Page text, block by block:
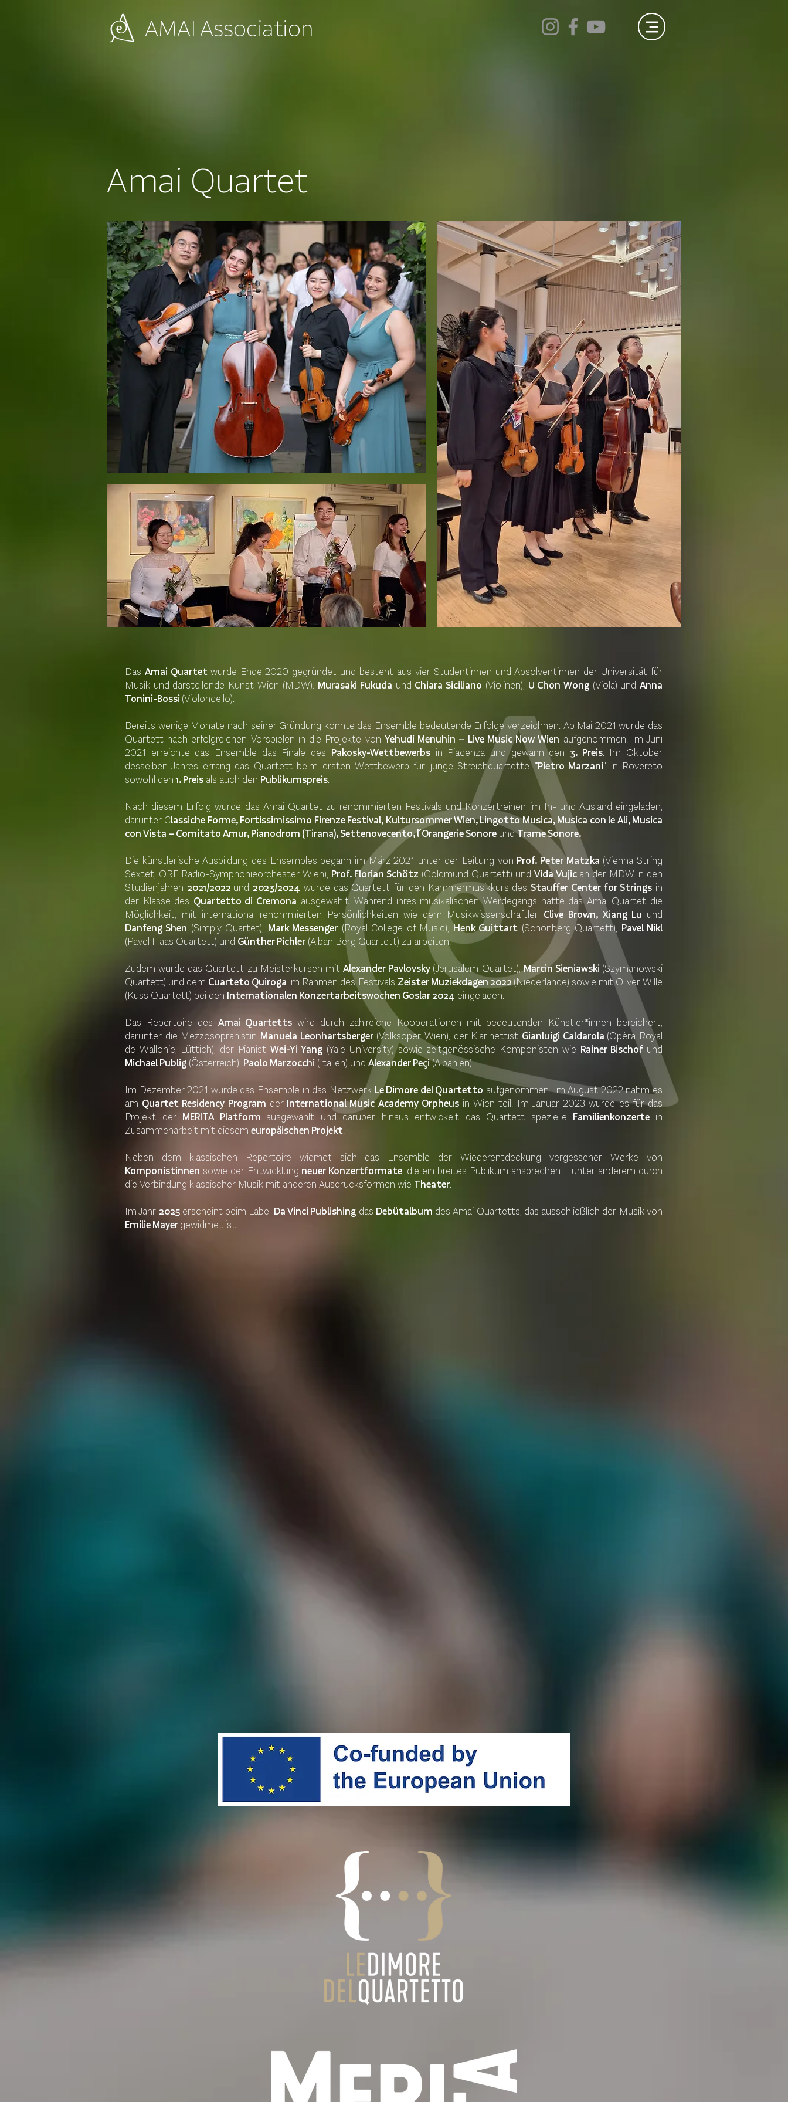
AMAIAssociation
Amai Quartet
Das Amai Quartet wurde Ende 2020 gegründet und besteht aus vier Studentinnen und Absolventinnen der Universität für
Musik und darstellende Kunst Wien (MDW): Murasaki Fukuda und Chiara Siciliano (Violinen), U Chon Wong(Viola) undAnna
Tonini-Bossi(Violoncello).
Bereits wenige Monate nach seiner Gründung konnte das Ensemble bedeutende Erfolge verzeichnen. Ab Mai 2021 wurde das
Quartett nach erfolgreichen Vorspielen in die Projekte von Yehudi Menuhin – Live Music Now Wien aufgenommen. Im Juni
2021 erreichte das Ensemble das Finale des Pakosky-Wettbewerbsin Piacenza und gewann den 3. Preis. Im Oktober
desselben Jahres errang das Quartett beim ersten Wettbewerb für junge Streichquartette"Pietro Marzani" in Rovereto
sowohl den1. Preis als auch den Publikumspreis.
Nach diesem Erfolg wurde das Amai Quartet zu renommierten Festivals und Konzertreihen im In- und Ausland eingeladen,
darunter Classiche Forme, Fortissimissimo Firenze Festival, Kultursommer Wien, Lingotto Musica, Musica con le Ali, Musica
con Vista – Comitato Amur, Pianodrom (Tirana), Settenovecento, l´Orangerie Sonore undTrame Sonore.
Die künstlerische Ausbildung des Ensembles begann im März 2021 unter der Leitung von Prof. Peter Matzka (Vienna String
Sextet, ORF Radio-Symphonieorchester Wien), Prof. Florian Schötz (Goldmund Quartett) und Vida Vujic an der MDW.In den
Studienjahren 2021/2022 und 2023/2024 wurde das Quartett für den Kammermusikkurs desStauffer Center for Strings in
der Klasse des Quartetto di Cremona ausgewählt. Während ihres musikalischen Werdegangs hatte das Amai Quartet die
Möglichkeit, mit international renommierten Persönlichkeiten wie dem Musikwissenschaftler Clive Brown, Xiang Lu und
Danfeng Shen (Simply Quartet), Mark Messenger (Royal College of Music), Henk Guittart (Schönberg Quartett), Pavel Nikl
(Pavel Haas Quartett) und Günther Pichler (Alban Berg Quartett) zu arbeiten.
Zudem wurde das Quartett zu Meisterkursen mitAlexander Pavlovsky (Jerusalem Quartet),Marcin Sieniawski (Szymanowski
Quartett) und dem Cuarteto Quiroga im Rahmen des Festivals Zeister Muziekdagen 2022(Niederlande) sowie mit Oliver Wille
(Kuss Quartett) bei den Internationalen Konzertarbeitswochen Goslar 2024 eingeladen.
Das Repertoire des Amai Quartetts wird durch zahlreiche Kooperationen mit bedeutenden Künstler*innen bereichert,
darunter die Mezzosopranistin Manuela Leonhartsberger(Volksoper Wien), der Klarinettist Gianluigi Caldarola (Opéra Royal
de Wallonie, Lüttich), der Pianist Wei-Yi Yang (Yale University) sowie zeitgenössische Komponisten wie Rainer Bischof und
Michael Publig (Österreich), Paolo Marzocchi (Italien) und Alexander Peçi(Albanien).
Im Dezember 2021 wurde das Ensemble in das Netzwerk Le Dimore del Quartetto aufgenommen. Im August 2022 nahm es
am Quartet Residency Program derInternational Music Academy Orpheusin Wien teil. Im Januar 2023 wurde es für das
Projekt der MERITA Platform ausgewählt und darüber hinaus entwickelt das Quartett spezielle Familienkonzerte in
Zusammenarbeit mit diesem europäischen Projekt.
Neben dem klassischen Repertoire widmet sich das Ensemble der Wiederentdeckung vergessener Werke von
Komponistinnen sowie der Entwicklung neuer Konzertformate, die ein breites Publikum ansprechen – unter anderem durch
die Verbindung klassischer Musik mit anderen Ausdrucksformen wie Theater.
Im Jahr 2025erscheint beim Label Da Vinci Publishing das Debütalbum des Amai Quartetts, das ausschließlich der Musik von
Emilie Mayergewidmet ist.